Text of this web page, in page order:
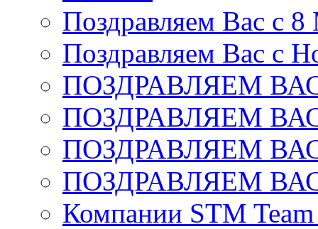
Поздравляем Вас c
Поздравляем Вас с
ПОЗДРАВЛЯЕМ
ПОЗДРАВЛЯЕМ
ПОЗДРАВЛЯЕМ
ПОЗДРАВЛЯЕМ
Компании STM Team